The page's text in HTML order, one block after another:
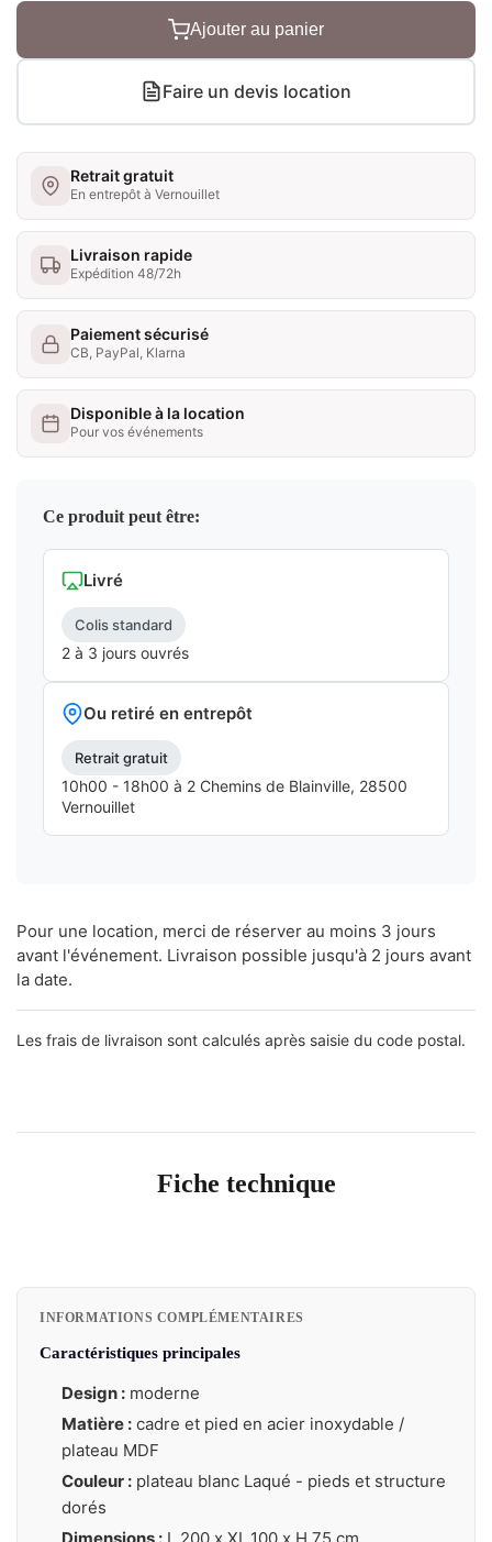
Ajouter au panier
Faire un devis location
Retrait gratuit
En entrepôt à Vernouillet
Livraison rapide
Expédition 48/72h
Paiement sécurisé
CB, PayPal, Klarna
Disponible à la location
Pour vos événements
Ce produit peut être:
Livré
Colis standard
2 à 3 jours ouvrés
Ou retiré en entrepôt
Retrait gratuit
10h00 - 18h00 à 2 Chemins de Blainville, 28500
Vernouillet
Pour une location, merci de réserver au moins 3 jours
avant l'événement. Livraison possible jusqu'à 2 jours avant
la date.
Les frais de livraison sont calculés après saisie du code postal.
Fiche technique
INFORMATIONS COMPLÉMENTAIRES
Caractéristiques principales
Design : moderne
Matière : cadre et pied en acier inoxydable /
plateau MDF
Couleur : plateau blanc Laqué - pieds et structure
dorés
Dimensions : L.200 x XL.100 x H.75 cm